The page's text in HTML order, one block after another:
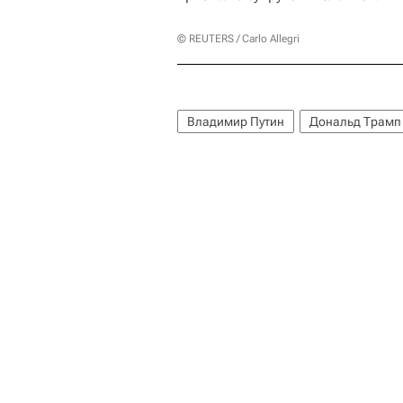
© REUTERS / Carlo Allegri
Владимир Путин Дональд Трамп